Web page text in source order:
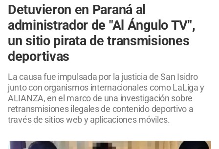
Detuvieron en Paraná al
administrador de "Al Ángulo TV",
un sitio pirata de transmisiones
deportivas
La causa fue impulsada por la justicia de San Isidro
junto con organismos internacionales como LaLiga y
ALIANZA, en el marco de una investigación sobre
retransmisiones ilegales de contenido deportivo a
través de sitios web y aplicaciones móviles.